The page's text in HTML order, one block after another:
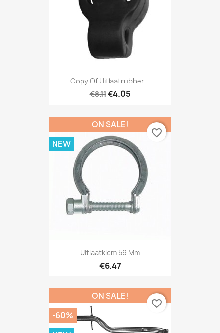
Copy Of Uitlaatrubber...
€8.11€4.05
Uitlaatklem 59 Mm
€6.47
ON SALE!
NEW
favorite_border
ON SALE!
-60%
favorite_border